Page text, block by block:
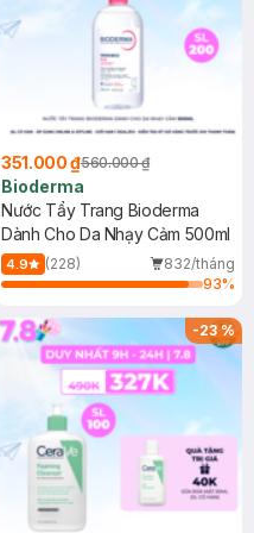
351.000 ₫560.000 ₫
Bioderma
Nước Tẩy Trang Bioderma
Dành Cho Da Nhạy Cảm 500ml
4.9 (228)
832/tháng
93%
-23%